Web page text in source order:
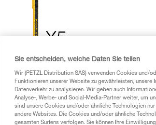
Sie entscheiden, welche Daten Sie teilen
Wir (PETZL Distribution SAS) verwenden Cookies und/
Funktionieren unserer Website zu gewährleisten,
Datenverkehr zu analysieren. Wir geben auch
Analyse-, Werbe- und Social-Media-Partner weiter, um
sind unsere Cookies und/oder ähnliche Technologien
andere Websites. Die Cookies und/oder ähnliche
gesamten Surfens verfolgen. Sie können Ihre